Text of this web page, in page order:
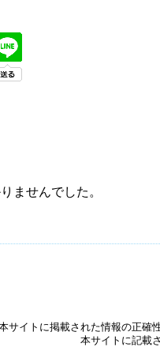
ませんでした。
サイトに掲載された情報の正確
本サイトに記載